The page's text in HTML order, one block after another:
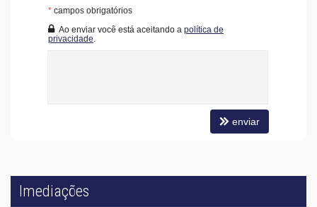
* campos obrigatórios
Ao enviar você está aceitando a política de
privacidade
enviar
Imediações